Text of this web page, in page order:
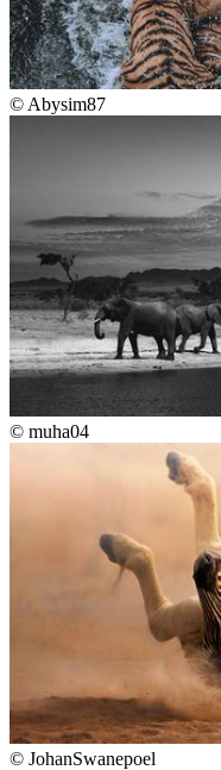
© Abysim87
© muha04
© JohanSwanepoel